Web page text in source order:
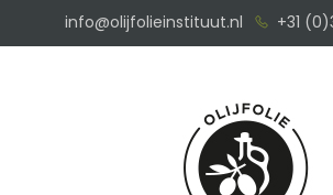
info@olijfolieinstituut.nl +31